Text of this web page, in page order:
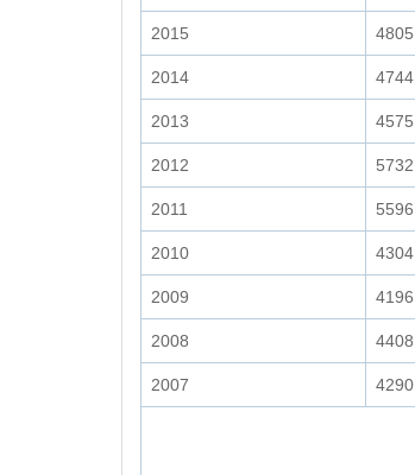
2015 4805
2014 4744
2013 4575
2012 5732
2011 5596
2010 4304
2009 4196
2008 4408
2007 4290